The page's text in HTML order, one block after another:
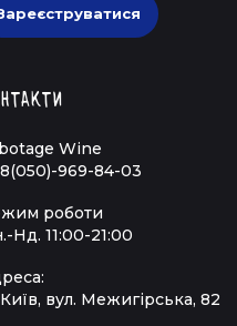
Wine
969-84-03
роботи
Нд. 11:00-21:00
вул. Межигірська, 82